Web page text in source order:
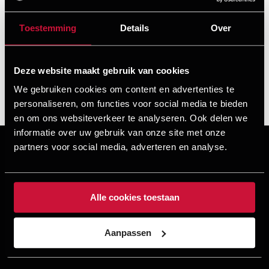
Toestemming Details Over
Deze website maakt gebruik van cookies
We gebruiken cookies om content en advertenties te
personaliseren, om functies voor social media te bieden
en om ons websiteverkeer te analyseren. Ook delen we
informatie over uw gebruik van onze site met onze
partners voor social media, adverteren en analyse.
Alle cookies toestaan
Aanpassen